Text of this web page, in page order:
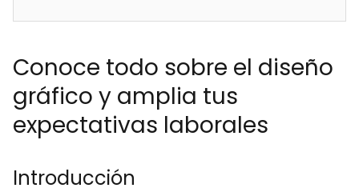
Conoce todo sobre el diseño
gráfico y amplia tus
expectativas laborales
Introducción